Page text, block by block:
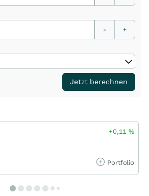
- +
Jetzt berechnen
+0,11%
Portfolio